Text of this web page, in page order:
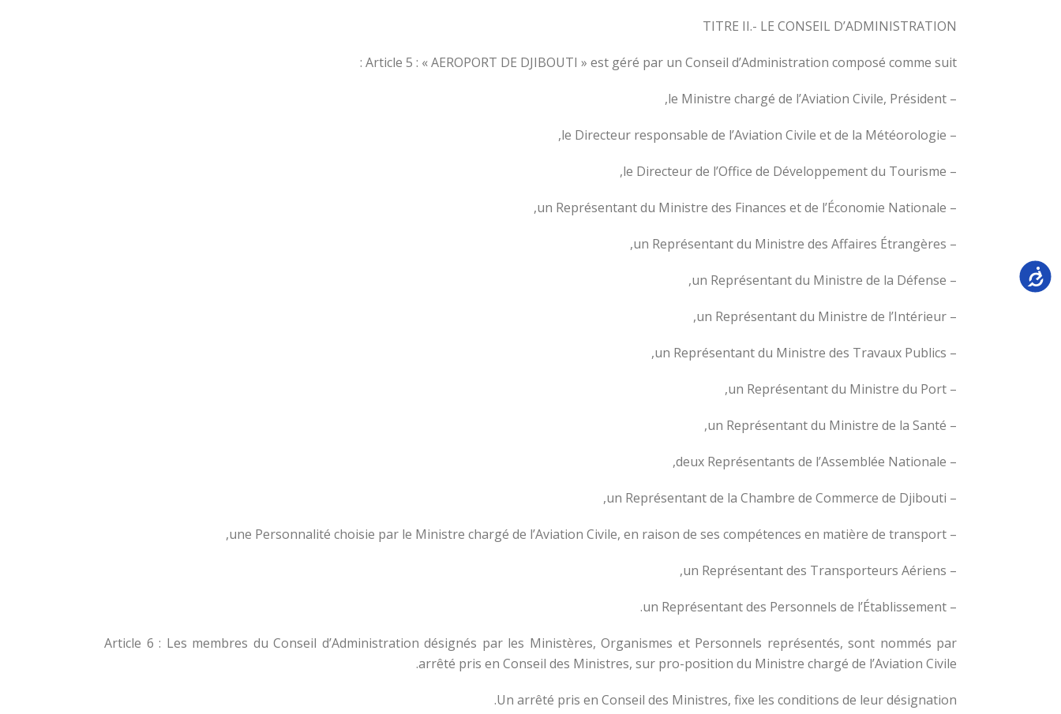
TITRE II.- LE CONSEIL D’ADMINISTRATION
Article 5 : « AEROPORT DE DJIBOUTI » est géré par un Conseil d’Administration composé comme suit :
– le Ministre chargé de l’Aviation Civile, Président,
– le Directeur responsable de l’Aviation Civile et de la Météorologie,
– le Directeur de l’Office de Développement du Tourisme,
– un Représentant du Ministre des Finances et de l’Économie Nationale,
– un Représentant du Ministre des Affaires Étrangères,
– un Représentant du Ministre de la Défense,
– un Représentant du Ministre de l’Intérieur,
– un Représentant du Ministre des Travaux Publics,
– un Représentant du Ministre du Port,
– un Représentant du Ministre de la Santé,
– deux Représentants de l’Assemblée Nationale,
– un Représentant de la Chambre de Commerce de Djibouti,
– une Personnalité choisie par le Ministre chargé de l’Aviation Civile, en raison de ses compétences en matière de transport,
– un Représentant des Transporteurs Aériens,
– un Représentant des Personnels de l’Établissement.
Article 6 : Les membres du Conseil d’Administration désignés par les Ministères, Organismes et Personnels représentés, sont nommés par
arrêté pris en Conseil des Ministres, sur pro-position du Ministre chargé de l’Aviation Civile.
Un arrêté pris en Conseil des Ministres, fixe les conditions de leur désignation.